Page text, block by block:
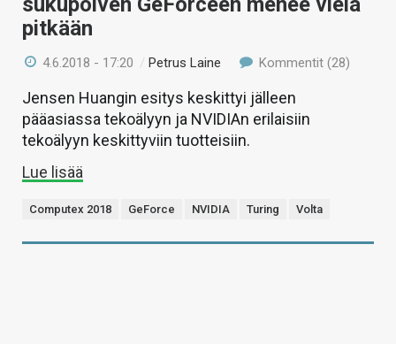
pitkään
4.6.2018 - 17:20 /Petrus Laine Kommentit (28)
Jensen Huangin esitys keskittyi jälleen
pääasiassa tekoälyyn ja NVIDIAn erilaisiin
tekoälyyn keskittyviin tuotteisiin.
Lue lisää
Computex 2018 GeForce NVIDIA Turing Volta